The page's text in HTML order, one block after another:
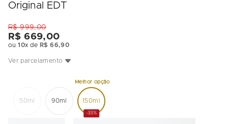
Original EDT
R$ 999,00
R$ 669,00
ou10x de R$ 66,90
Ver parcelamento
50ml 90ml 150ml
-33%